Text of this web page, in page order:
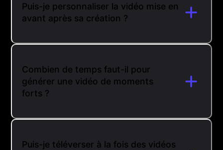
Puis-je personnaliser la vidéo mise en
avant après sa création ?
Combien de temps faut-il pour
générer une vidéo de moments
forts ?
Puis-je téléverser à la fois des vidéos